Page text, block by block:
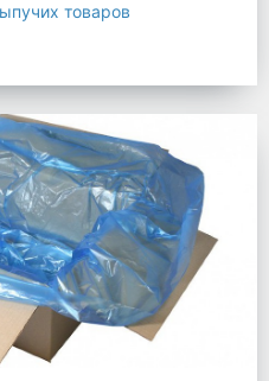
товаров